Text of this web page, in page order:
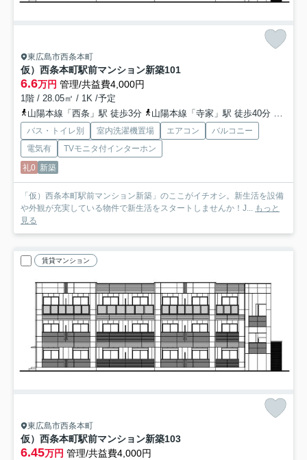
東広島市西条本町
仮）西条本町駅前マンション新築101
6.6万円 管理/共益費4,000円
1階 / 28.05㎡ / 1K /予定
山陽本線「西条」駅 徒歩3分
山陽本線「寺家」駅 徒歩40分
バス・トイレ別 室内洗濯機置場 エアコン
バルコニー
電気有
TVモニタ付インターホン
礼0 新築
「仮）西条本町駅前マンション新築」のここがイチオシ。新生活を設備
や外観が充実している物件で新生活をスタートしませんか！J...
もっと
見る
賃貸マンション
東広島市西条本町
仮）西条本町駅前マンション新築103
6.45万円 管理/共益費4,000円